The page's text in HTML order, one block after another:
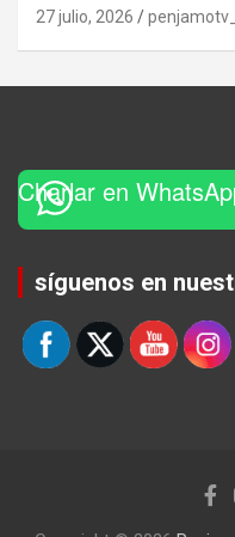
27 julio, 2026
Charlar en
síguenos en